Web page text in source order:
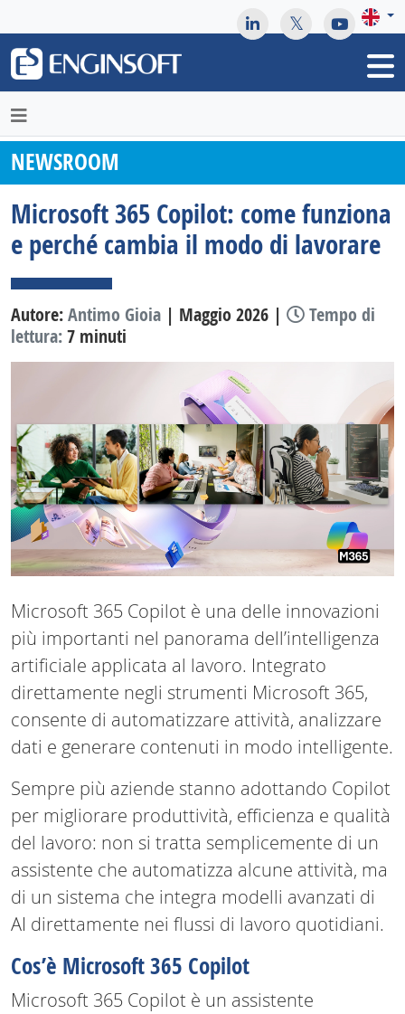
NEWSROOM
Microsoft 365 Copilot: come funziona
e perché cambia il modo di lavorare
Autore:Antimo Gioia | Maggio 2026 |
Tempo di
lettura:7 minuti
Microsoft 365 Copilot è una delle innovazioni
più importanti nel panorama dell’intelligenza
artificiale applicata al lavoro. Integrato
direttamente negli strumenti Microsoft 365,
consente di automatizzare attività, analizzare
dati e generare contenuti in modo intelligente.
Sempre più aziende stanno adottando Copilot
per migliorare produttività, efficienza e qualità
del lavoro: non si tratta semplicemente di un
assistente che automatizza alcune attività, ma
di un sistema che integra modelli avanzati di
AI direttamente nei flussi di lavoro quotidiani.
Cos’è Microsoft 365 Copilot
Microsoft 365 Copilot è un assistente
May we use cookies to track your activities? We take your
privacy very seriously. Please see our privacy policy for details
and any questions.